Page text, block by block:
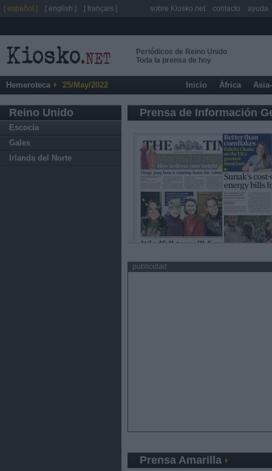
Periódicos de Reino Unido
Toda la prensa de hoy
Hemeroteca 25/May/2022 Inicio África
Reino Unido
Escocia
Gales
Irlanda del Norte
Prensa de Información
publicidad
Prensa Amarilla
[ español ] [ english ] [ français ] sobre Kiosko.net contacto ayuda